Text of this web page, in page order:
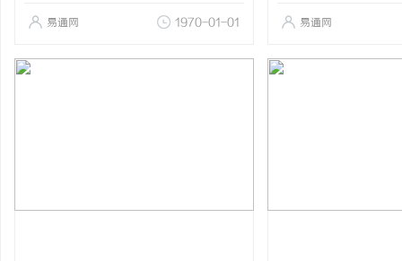
易通网 1970-01-01 易通网